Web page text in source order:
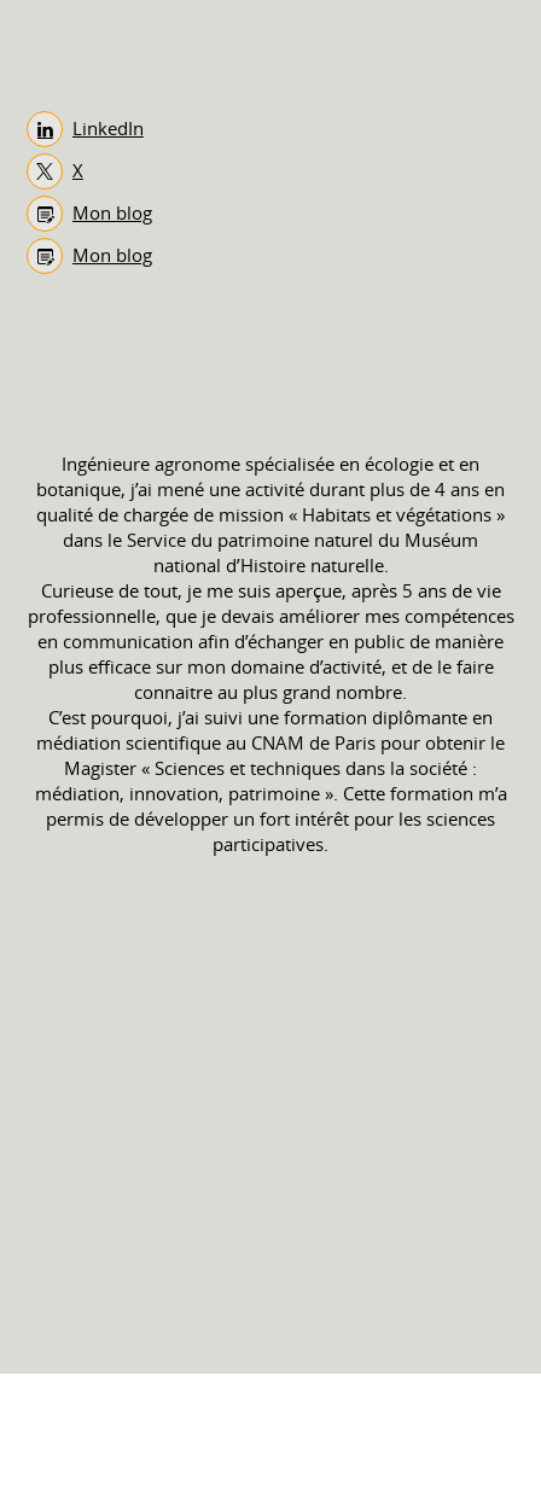
LinkedIn
X
Mon blog
Mon blog
Ingénieure agronome spécialisée en écologie et en
botanique, j’ai mené une activité durant plus de 4 ans en
qualité de chargée de mission « Habitats et végétations »
dans le Service du patrimoine naturel du Muséum
national d’Histoire naturelle.
Curieuse de tout, je me suis aperçue, après 5 ans de vie
professionnelle, que je devais améliorer mes compétences
en communication afin d’échanger en public de manière
plus efficace sur mon domaine d’activité, et de le faire
connaitre au plus grand nombre.
C’est pourquoi, j’ai suivi une formation diplômante en
médiation scientifique au CNAM de Paris pour obtenir le
Magister « Sciences et techniques dans la société :
médiation, innovation, patrimoine ». Cette formation m’a
permis de développer un fort intérêt pour les sciences
participatives.